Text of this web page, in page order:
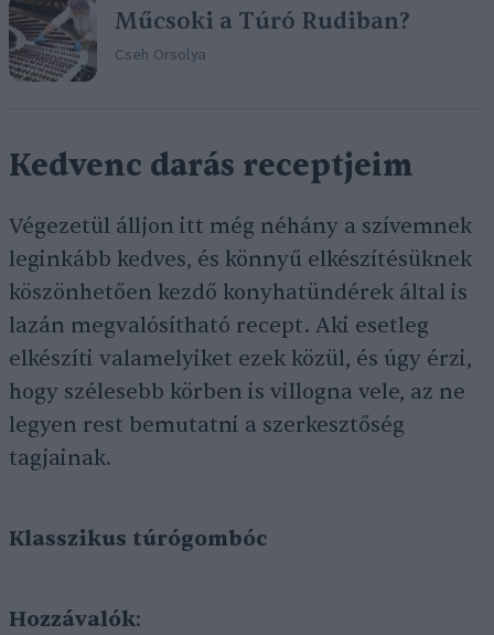
Műcsoki a Túró Rudiban?
Cseh Orsolya
Kedvenc darás receptjeim
Végezetül álljon itt még néhány a szívemnek
leginkább kedves, és könnyű elkészítésüknek
köszönhetően kezdő konyhatündérek által is
lazán megvalósítható recept. Aki esetleg
elkészíti valamelyiket ezek közül, és úgy érzi,
hogy szélesebb körben is villogna vele, az ne
legyen rest bemutatni a szerkesztőség
tagjainak.
Klasszikus túrógombóc
Hozzávalók: